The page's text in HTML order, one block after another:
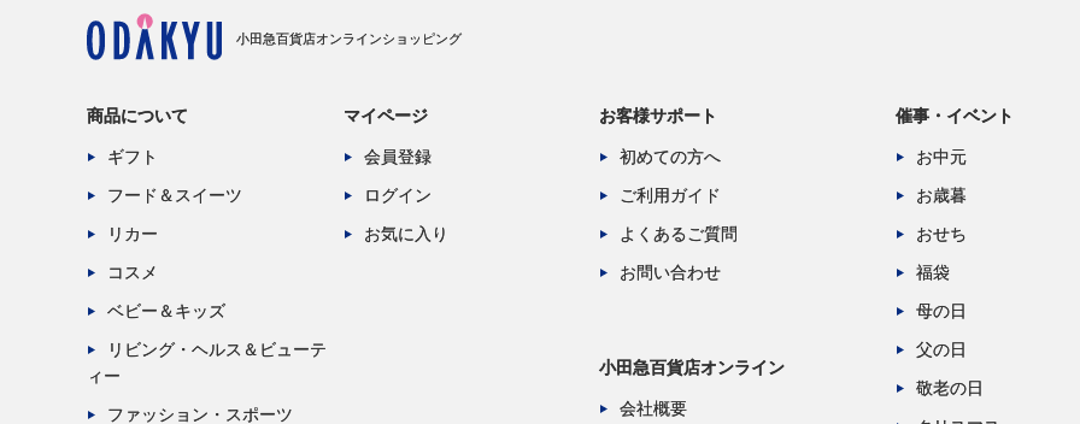
小田急百貨店オンラインショッピング
商品について
ギフト
フード＆スイーツ
リカー
コスメ
ベビー＆キッズ
リビング・ヘルス＆ビューテ
ィー
ファッション・スポーツ
マイページ
会員登録
ログイン
お気に入り
お客様サポート
初めての方へ
ご利用ガイド
よくあるご質問
お問い合わせ
小田急百貨店オンライン
会社概要
催事・イベント
お中元
お歳暮
おせち
福袋
母の日
父の日
敬老の日